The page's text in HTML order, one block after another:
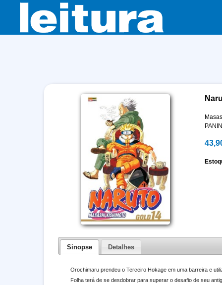
Sinopse Detalhes
Orochimaru prendeu o Terceiro Hokage em uma barreira e
Folha terá de se desdobrar para superar o desafio de seu